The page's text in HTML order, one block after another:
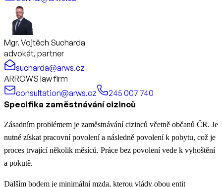
Mgr. Vojtěch Sucharda
advokát, partner
sucharda@arws.cz
ARROWS law firm
consultation@arws.cz
245 007 740
Specifika zaměstnávání cizinců
Zásadním problémem je zaměstnávání cizinců včetně občanů ČR. Je
nutné získat pracovní povolení a následně povolení k pobytu, což je
proces trvající několik měsíců. Práce bez povolení vede k vyhoštění
a pokutě.
Dalším bodem je minimální mzda, kterou vlády obou entit